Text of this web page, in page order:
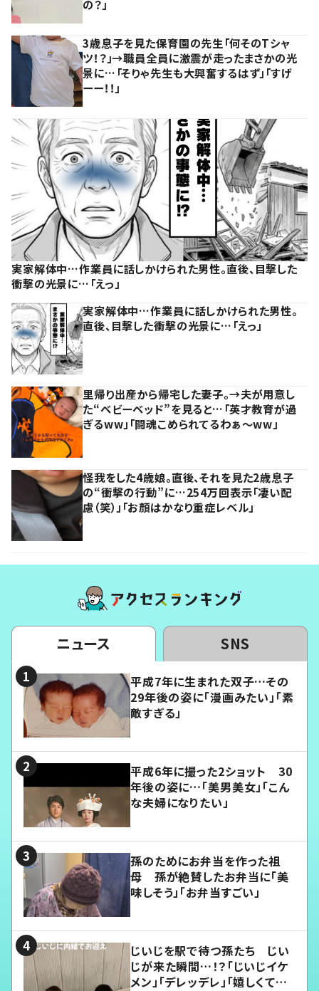
の？」
3歳息子を見た保育園の先生「何そのTシャ
ツ！？」→職員全員に激震が走ったまさかの光
景に…「そりゃ先生も大興奮するはず」「すげ
ーー！！」
実家解体中…作業員に話しかけられた男性。直後、目撃した
衝撃の光景に…「えっ」
実家解体中…作業員に話しかけられた男性。
直後、目撃した衝撃の光景に…「えっ」
里帰り出産から帰宅した妻子。→夫が用意し
た“ベビーベッド”を見ると…「英才教育が過
ぎるww」「闘魂こめられてるわぁ～ww」
怪我をした4歳娘。直後、それを見た2歳息子
の“衝撃の行動”に…254万回表示「凄い配
慮（笑）」「お顔はかなり重症レベル」
ニュース SNS
平成7年に生まれた双子…その
29年後の姿に「漫画みたい」「素
敵すぎる」
平成6年に撮った2ショット 30
年後の姿に…「美男美女」「こん
な夫婦になりたい」
孫のためにお弁当を作った祖
母 孫が絶賛したお弁当に「美
味しそう」「お弁当すごい」
じいじを駅で待つ孫たち じい
じが来た瞬間…！？「じいじイケ
メン」「デレッデレ」「嬉しくて可